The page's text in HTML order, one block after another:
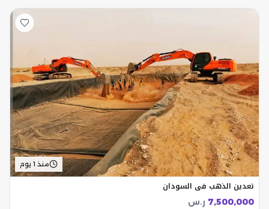
منذ 1 يوم
تعدين الذهب في السودان
7,500,000 ر.س